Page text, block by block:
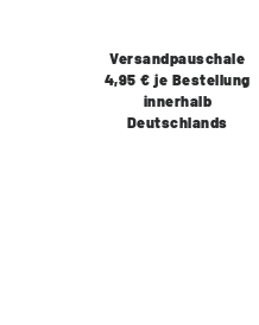
Versandpauschale
4,95 € je Bestellung
innerhalb
Deutschlands